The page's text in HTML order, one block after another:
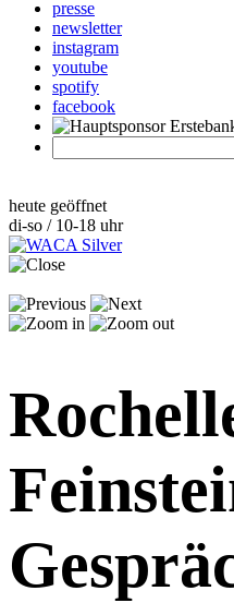
presse
newsletter
instagram
youtube
spotify
facebook
heute geöffnet
di-so / 10-18 uhr